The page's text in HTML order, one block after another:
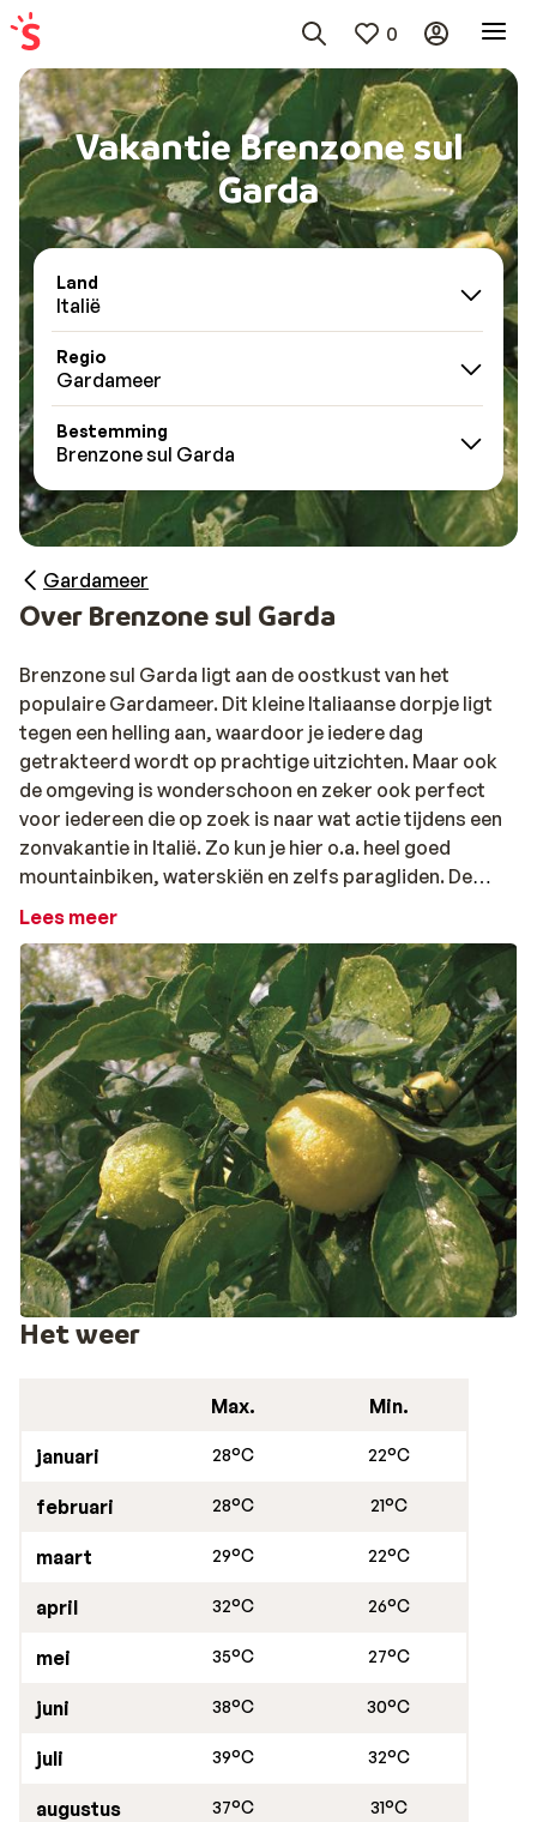
0
Vakantie Brenzone sul
Garda
Land
Italië
Regio
Gardameer
Bestemming
Brenzone sul Garda
Gardameer
Over Brenzone sul Garda
Brenzone sul Garda ligt aan de oostkust van het
populaire Gardameer. Dit kleine Italiaanse dorpje ligt
tegen een helling aan, waardoor je iedere dag
getrakteerd wordt op prachtige uitzichten. Maar ook
de omgeving is wonderschoon en zeker ook perfect
voor iedereen die op zoek is naar wat actie tijdens een
zonvakantie in Italië. Zo kun je hier o.a. heel goed
mountainbiken, waterskiën en zelfs paragliden. De
geoefende wandelaars kunnen ook de top van Monte
bereikbaar.
Lees meer
Het weer
Max. Min.
januari 28°C 22°C
februari 28°C 21°C
maart 29°C 22°C
april 32°C 26°C
mei 35°C 27°C
juni 38°C 30°C
juli 39°C 32°C
augustus 37°C 31°C